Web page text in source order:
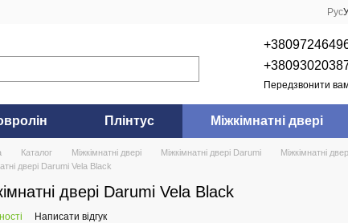
Рус
Передзвонити
Плінтус Міжкімнатні двері
Каталог Міжкімнатні двері Міжкімнатні двері Darumi
Міжкімнатні
двері Darumi Vela Black
двері Darumi Vela Black
Написати відгук